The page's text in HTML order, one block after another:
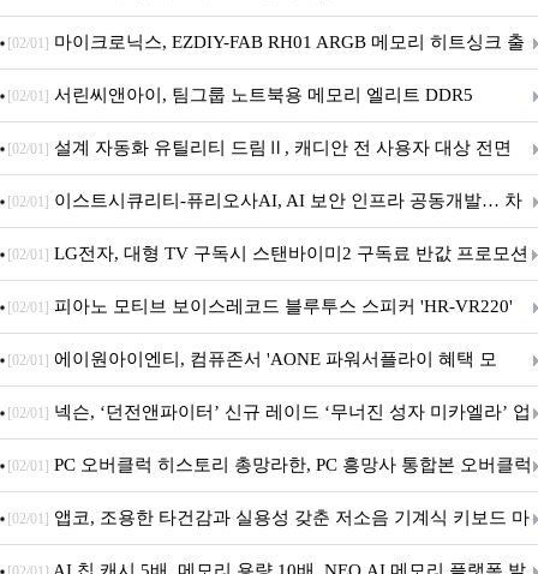
[02/01] 마이크로닉스, EZDIY-FAB RH01 ARGB 메모리 히트싱크 출
시
[02/01] 서린씨앤아이, 팀그룹 노트북용 메모리 엘리트 DDR5
5600MHz 16GB 출시
[02/01] 설계 자동화 유틸리티 드림Ⅱ, 캐디안 전 사용자 대상 전면
무상 배포
[02/01] 이스트시큐리티-퓨리오사AI, AI 보안 인프라 공동개발… 차
세대 AI 보안 플랫폼 구축
[02/01] LG전자, 대형 TV 구독시 스탠바이미2 구독료 반값 프로모션
[02/01] 피아노 모티브 보이스레코드 블루투스 스피커 'HR-VR220'
출시
[02/01] 에이원아이엔티, 컴퓨존서 'AONE 파워서플라이 혜택 모
음.ZIP' 이벤트 진행
[02/01] 넥슨, ‘던전앤파이터’ 신규 레이드 ‘무너진 성자 미카엘라’ 업
데이트!
[02/01] PC 오버클럭 히스토리 총망라한, PC 흥망사 통합본 오버클럭
특집(1-4편)
[02/01] 앱코, 조용한 타건감과 실용성 갖춘 저소음 기계식 키보드 마
우스 세트 'KM580' 출시